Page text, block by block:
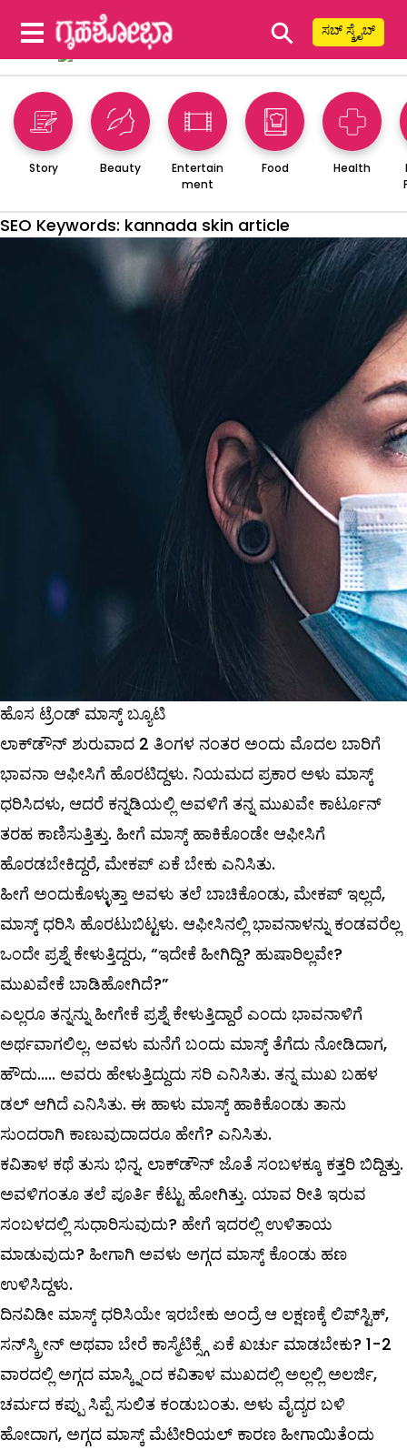
⚲ ಸಬ್ ಸ್ಕ್ರೈಬ್
Story Beauty
Entertain
ment
Food Health
SEO Keywords: kannada skin article
ಹೊಸ ಟ್ರೆಂಡ್ ಮಾಸ್ಕ್ ಬ್ಯೂಟಿ
ಲಾಕ್‌ಡೌನ್‌ ಶುರುವಾದ 2 ತಿಂಗಳ ನಂತರ ಅಂದು ಮೊದಲ ಬಾರಿಗೆ
ಭಾವನಾ ಆಫೀಸಿಗೆ ಹೊರಟಿದ್ದಳು. ನಿಯಮದ ಪ್ರಕಾರ ಅಳು ಮಾಸ್ಕ್
ಧರಿಸಿದಳು, ಆದರೆ ಕನ್ನಡಿಯಲ್ಲಿ ಅವಳಿಗೆ ತನ್ನ ಮುಖವೇ ಕಾರ್ಟೂನ್‌
ತರಹ ಕಾಣಿಸುತ್ತಿತ್ತು. ಹೀಗೆ ಮಾಸ್ಕ್ ಹಾಕಿಕೊಂಡೇ ಆಫೀಸಿಗೆ
ಹೊರಡಬೇಕಿದ್ದರೆ, ಮೇಕಪ್‌ ಏಕೆ ಬೇಕು ಎನಿಸಿತು.
ಹೀಗೆ ಅಂದುಕೊಳ್ಳುತ್ತಾ ಅವಳು ತಲೆ ಬಾಚಿಕೊಂಡು, ಮೇಕಪ್‌ ಇಲ್ಲದೆ,
ಮಾಸ್ಕ್ ಧರಿಸಿ ಹೊರಟುಬಿಟ್ಟಳು. ಆಫೀಸಿನಲ್ಲಿ ಭಾವನಾಳನ್ನು ಕಂಡವರೆಲ್ಲ
ಒಂದೇ ಪ್ರಶ್ನೆ ಕೇಳುತ್ತಿದ್ದರು, “ಇದೇಕೆ ಹೀಗಿದ್ದಿ? ಹುಷಾರಿಲ್ಲವೇ?
ಮುಖವೇಕೆ ಬಾಡಿಹೋಗಿದೆ?”
ಎಲ್ಲರೂ ತನ್ನನ್ನು ಹೀಗೇಕೆ ಪ್ರಶ್ನೆ ಕೇಳುತ್ತಿದ್ದಾರೆ ಎಂದು ಭಾವನಾಳಿಗೆ
ಅರ್ಥವಾಗಲಿಲ್ಲ. ಅವಳು ಮನೆಗೆ ಬಂದು ಮಾಸ್ಕ್ ತೆಗೆದು ನೋಡಿದಾಗ,
ಹೌದು….. ಅವರು ಹೇಳುತ್ತಿದ್ದುದು ಸರಿ ಎನಿಸಿತು. ತನ್ನ ಮುಖ ಬಹಳ
ಡಲ್ ಆಗಿದೆ ಎನಿಸಿತು. ಈ ಹಾಳು ಮಾಸ್ಕ್ ಹಾಕಿಕೊಂಡು ತಾನು
ಸುಂದರಾಗಿ ಕಾಣುವುದಾದರೂ ಹೇಗೆ? ಎನಿಸಿತು.
ಕವಿತಾಳ ಕಥೆ ತುಸು ಭಿನ್ನ. ಲಾಕ್‌ಡೌನ್‌ ಜೊತೆ ಸಂಬಳಕ್ಕೂ ಕತ್ತರಿ ಬಿದ್ದಿತ್ತು.
ಅವಳಿಗಂತೂ ತಲೆ ಪೂರ್ತಿ ಕೆಟ್ಟು ಹೋಗಿತ್ತು. ಯಾವ ರೀತಿ ಇರುವ
ಸಂಬಳದಲ್ಲಿ ಸುಧಾರಿಸುವುದು? ಹೇಗೆ ಇದರಲ್ಲಿ ಉಳಿತಾಯ
ಮಾಡುವುದು? ಹೀಗಾಗಿ ಅವಳು ಅಗ್ಗದ ಮಾಸ್ಕ್ ಕೊಂಡು ಹಣ
ಉಳಿಸಿದ್ದಳು.
ದಿನವಿಡೀ ಮಾಸ್ಕ್ ಧರಿಸಿಯೇ ಇರಬೇಕು ಅಂದ್ರೆ ಆ ಲಕ್ಷಣಕ್ಕೆ ಲಿಪ್‌ಸ್ಟಿಕ್‌,
ಸನ್‌ಸ್ಕ್ರೀನ್‌ ಅಥವಾ ಬೇರೆ ಕಾಸ್ಮೆಟಿಕ್ಸ್ಗೆ ಏಕೆ ಖರ್ಚು ಮಾಡಬೇಕು? 1-2
ವಾರದಲ್ಲಿ ಅಗ್ಗದ ಮಾಸ್ಕ್ನಿಂದ ಕವಿತಾಳ ಮುಖದಲ್ಲಿ ಅಲ್ಲಲ್ಲಿ ಅಲರ್ಜಿ,
ಚರ್ಮದ ಕಪ್ಪು ಸಿಪ್ಪೆ ಸುಲಿತ ಕಂಡುಬಂತು. ಅಳು ವೈದ್ಯರ ಬಳಿ
ಹೋದಾಗ, ಅಗ್ಗದ ಮಾಸ್ಕ್ ಮೆಟೀರಿಯಲ್ ಕಾರಣ ಹೀಗಾಯಿತೆಂದು